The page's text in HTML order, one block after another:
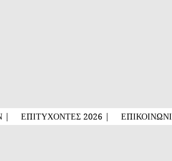
| ΕΠΙΤΥΧΟΝΤΕΣ 2026 |